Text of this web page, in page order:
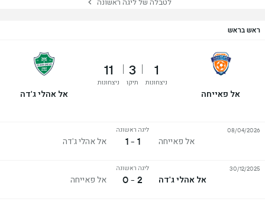
לטבלה של ליגה ראשונה
ראש בראש
אל פאייחה
1
ניצחונות
3
תיקו
11
ניצחונות
אל אהלי ג'דה
אל פאייחה
ליגה ראשונה
1 - 1 אל אהלי ג'דה
08/04/2026
אל אהלי ג'דה
ליגה ראשונה
2 - 0 אל פאייחה
30/12/2025